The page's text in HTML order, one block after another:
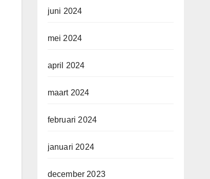
juni 2024
mei 2024
april 2024
maart 2024
februari 2024
januari 2024
december 2023